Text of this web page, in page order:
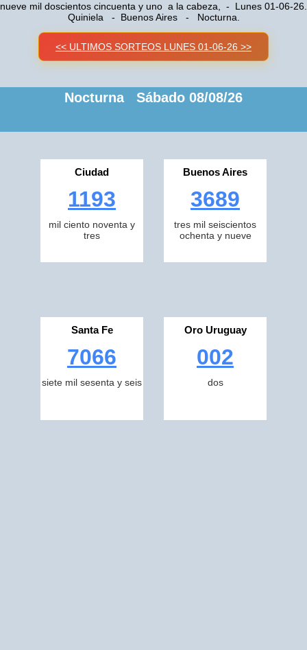
nueve mil doscientos cincuenta y uno a la cabeza, - Lunes 01-06-26.
Quiniela - Buenos Aires - Nocturna.
<< ULTIMOS SORTEOS LUNES 01-06-26 >>
Nocturna Sábado 08/08/26
Ciudad
1193
mil ciento noventa y
tres
Buenos Aires
3689
tres mil seiscientos
ochenta y nueve
Santa Fe
7066
siete mil sesenta y seis
Oro Uruguay
002
dos